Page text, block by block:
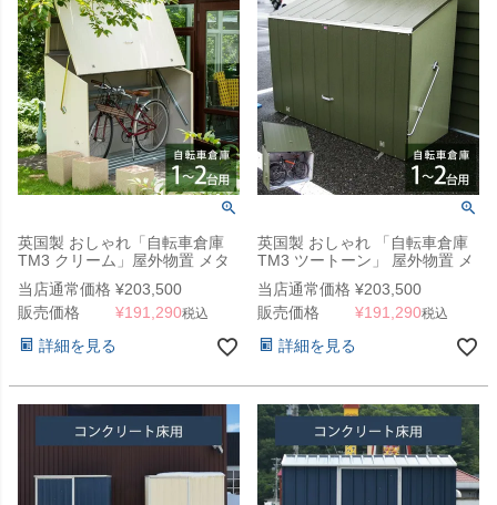
英国製 おしゃれ「自転車倉庫
TM3 クリーム」屋外物置 メタ
ルシェッド
当店通常価格 ¥203,500
販売価格
¥191,290税込
詳細を見る
英国製 おしゃれ 「自転車倉庫
TM3 ツートーン」 屋外物置 メ
タルシェッド
当店通常価格 ¥203,500
販売価格
¥191,290税込
詳細を見る